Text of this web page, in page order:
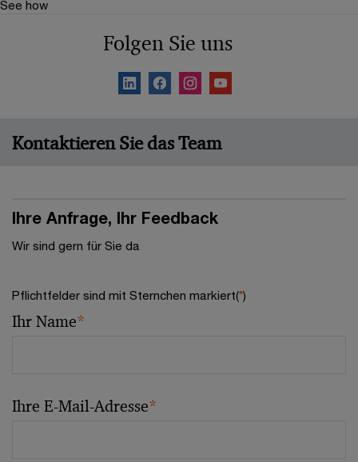
See how
Folgen Sie uns
Kontaktieren Sie das Team
Ihre Anfrage, Ihr Feedback
Wir sind gern für Sie da
Pflichtfelder sind mit Sternchen markiert(*)
Ihr Name*
Ihre E-Mail-Adresse*